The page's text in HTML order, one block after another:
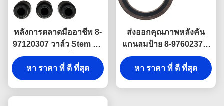
หลังการตลาดมืออาชีพ 8-
97120307 วาล์ว Stem Oil
Seal ชุดของ 8 ชิ้นสําหรับ
ISUZU NKR สําหรับกา
รบํารุงรักษาเครื่องยนต์
หา ราคา ที่ ดี ที่สุด
ส่งออกคุณภาพหลังคัน
แกนลมป้าย 8-9760237-9
สําหรับ ISUZU 700P
4HK1 เครื่องเชื่อถือโดย
Global Aftermarket ซื้อ.
หา ราคา ที่ ดี ที่สุด